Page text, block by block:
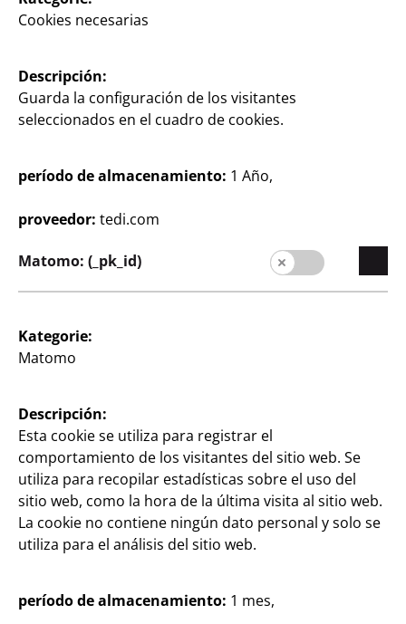
Placa para colorear
20x20 cm 20 x 20 cm
Lienzo
30 x 40 cm
Cookies necesarias
Descripción:
Guarda la configuración de los visitantes
seleccionados en el cuadro de cookies.
período de almacenamiento: 1 Año,
proveedor: tedi.com
Matomo: (_pk_id)
Kategorie:
Matomo
Descripción:
Esta cookie se utiliza para registrar el
comportamiento de los visitantes del sitio web. Se
utiliza para recopilar estadísticas sobre el uso del
sitio web, como la hora de la última visita al sitio web.
La cookie no contiene ningún dato personal y solo se
utiliza para el análisis del sitio web.
período de almacenamiento: 1 mes,